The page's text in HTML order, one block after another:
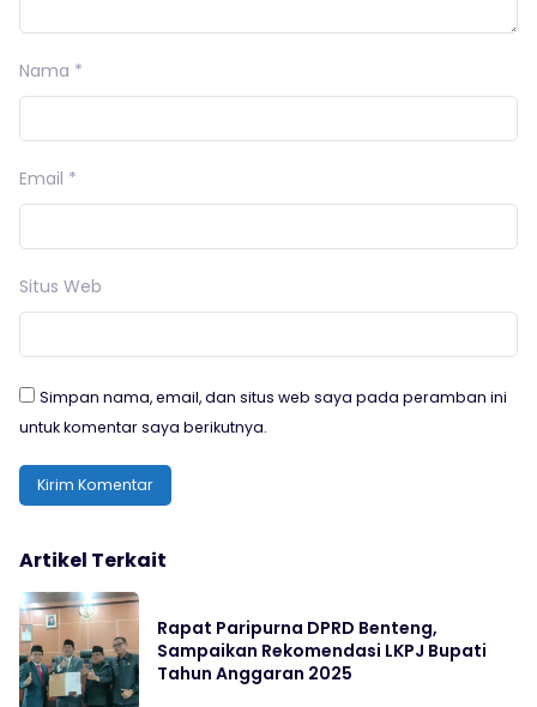
Nama *
Email *
Situs Web
Simpan nama, email, dan situs web saya pada peramban ini
untuk komentar saya berikutnya.
Artikel Terkait
Rapat Paripurna DPRD Benteng,
Sampaikan Rekomendasi LKPJ Bupati
Tahun Anggaran 2025